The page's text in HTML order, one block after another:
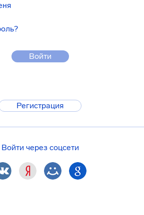
Войти
Регистрация
Войти через соцсети